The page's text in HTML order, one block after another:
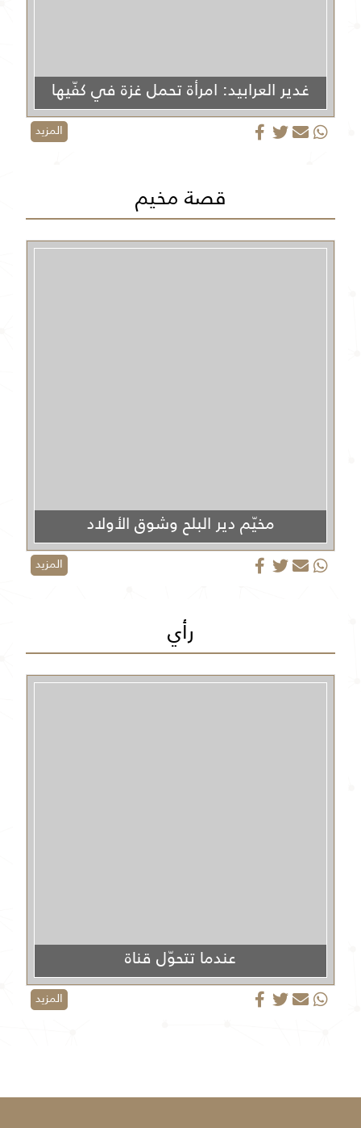
غدير العرابيد: امرأة تحمل غزة في كفّيها
المزيد
قصة مخيم
مخيّم دير البلح وشوق الأولاد
المزيد
رأي
عندما تتحوّل قناة
الجزيرة من منبر إعلامي إلى منصة دعائية
المزيد